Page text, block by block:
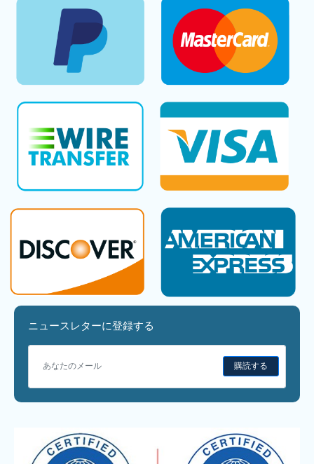
ニュースレターに登録する
購読する